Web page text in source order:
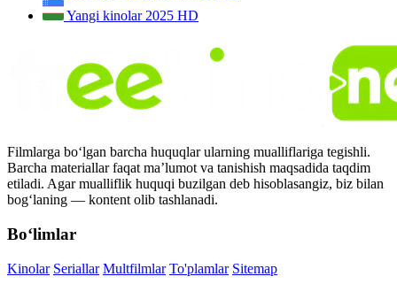
Yangi kinolar 2025 HD
Filmlarga bo‘lgan barcha huquqlar ularning mualliflariga tegishli.
Barcha materiallar faqat ma’lumot va tanishish maqsadida taqdim
etiladi. Agar mualliflik huquqi buzilgan deb hisoblasangiz, biz bilan
bog‘laning — kontent olib tashlanadi.
Bo‘limlar
Kinolar Seriallar Multfilmlar To'plamlar Sitemap